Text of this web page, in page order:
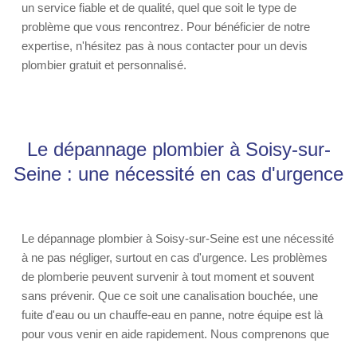
un service fiable et de qualité, quel que soit le type de
problème que vous rencontrez. Pour bénéficier de notre
expertise, n'hésitez pas à nous contacter pour un devis
plombier gratuit et personnalisé.
Le dépannage plombier à Soisy-sur-
Seine : une nécessité en cas d'urgence
Le dépannage plombier à Soisy-sur-Seine est une nécessité
à ne pas négliger, surtout en cas d'urgence. Les problèmes
de plomberie peuvent survenir à tout moment et souvent
sans prévenir. Que ce soit une canalisation bouchée, une
fuite d'eau ou un chauffe-eau en panne, notre équipe est là
pour vous venir en aide rapidement. Nous comprenons que